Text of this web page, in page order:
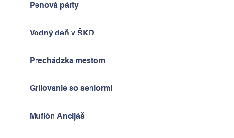
Penová párty
Vodný deň v ŠKD
Prechádzka mestom
Grilovanie so seniormi
Muflón Ancijáš